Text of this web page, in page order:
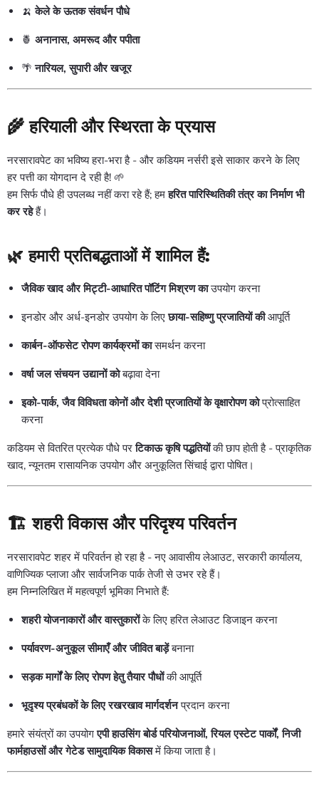
🍌केले के ऊतक संवर्धन पौधे
🍍 अनानास, अमरूद और पपीता
🌴नारियल, सुपारी और खजूर
🌾हरियाली और स्थिरता के प्रयास
नरसारावपेट का भविष्य हरा-भरा है - और कडियम नर्सरी इसे साकार करने के लिए
हर पत्ती का योगदान दे रही है! 🌱
हम सिर्फ पौधे ही उपलब्ध नहीं करा रहे हैं; हमहरित पारिस्थितिकी तंत्र का निर्माण भी
कर रहेहैं।
🌿 हमारी प्रतिबद्धताओं में शामिल हैं:
जैविक खाद और मिट्टी-आधारित पॉटिंग मिश्रण काउपयोग करना
इनडोर और अर्ध-इनडोर उपयोग के लिएछाया-सहिष्णु प्रजातियों कीआपूर्ति
कार्बन-ऑफसेट रोपण कार्यक्रमों कासमर्थन करना
वर्षा जल संचयन उद्यानों कोबढ़ावा देना
इको-पार्क, जैव विविधता कोनों और देशी प्रजातियों के वृक्षारोपण कोप्रोत्साहित
करना
कडियम से वितरित प्रत्येक पौधे परटिकाऊ कृषि पद्धतियोंकी छाप होती है - प्राकृतिक
खाद, न्यूनतम रासायनिक उपयोग और अनुकूलित सिंचाई द्वारा पोषित।
🏗️शहरी विकास और परिदृश्य परिवर्तन
नरसारावपेट शहर में परिवर्तन हो रहा है - नए आवासीय लेआउट, सरकारी कार्यालय,
वाणिज्यिक प्लाजा और सार्वजनिक पार्क तेजी से उभर रहे हैं।
हम निम्नलिखित में महत्वपूर्ण भूमिका निभाते हैं:
शहरी योजनाकारों और वास्तुकारोंके लिए हरित लेआउट डिजाइन करना
पर्यावरण-अनुकूल सीमाएँ और जीवित बाड़ेंबनाना
सड़क मार्गों के लिए रोपण हेतु तैयार पौधोंकी आपूर्ति
भूदृश्य प्रबंधकों के लिए रखरखाव मार्गदर्शनप्रदान करना
हमारे संयंत्रों का उपयोगएपी हाउसिंग बोर्ड परियोजनाओं, रियल एस्टेट पार्कों, निजी
फार्महाउसों और गेटेड सामुदायिक विकासमें किया जाता है।